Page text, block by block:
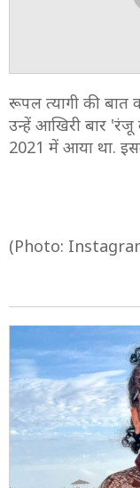
2021 में आया था.
(Photo: